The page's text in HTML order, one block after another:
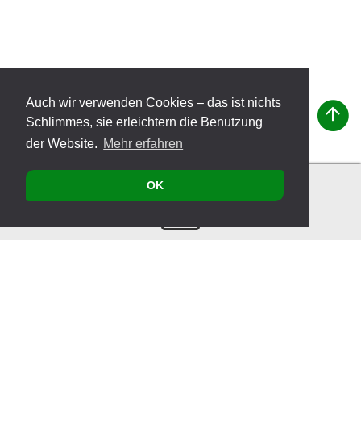
Auch wir verwenden Cookies – das ist nichts
Schlimmes, sie erleichtern die Benutzung
der Website. Mehr erfahren
OK